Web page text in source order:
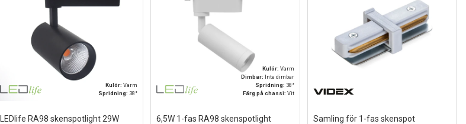
Kulör:Varm
Spridning: 38°
LEDlife RA98 skenspotlight 29W
Kulör: Varm
Dimbar: Inte dimbar
Spridning: 38°
Färg på chassi: Vit
6,5W 1-fas RA98 skenspotlight Samling för 1-fas skenspot